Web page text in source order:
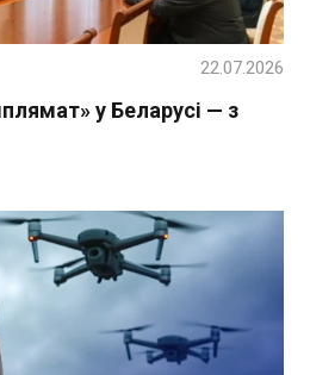
у Беларусі — з
22.07.2026